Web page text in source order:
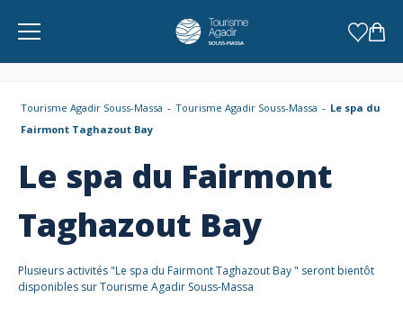
Tourisme Agadir Souss-Massa Tourisme Agadir Souss-Massa
Le spa du
Fairmont Taghazout Bay
Le spa du Fairmont
Taghazout Bay
Plusieurs activités "Le spa du Fairmont Taghazout Bay " seront bientôt
disponibles sur Tourisme Agadir Souss-Massa